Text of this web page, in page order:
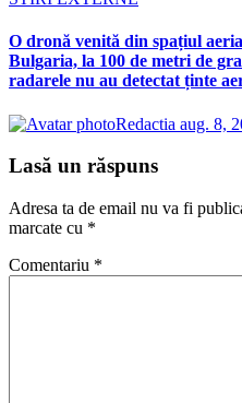
O dronă venită din spațiul
Bulgaria, la 100 de metri de
radarele nu au detectat ținte
Redactia aug. 8,
Lasă un răspuns
Adresa ta de email nu va fi
marcate cu *
Comentariu *